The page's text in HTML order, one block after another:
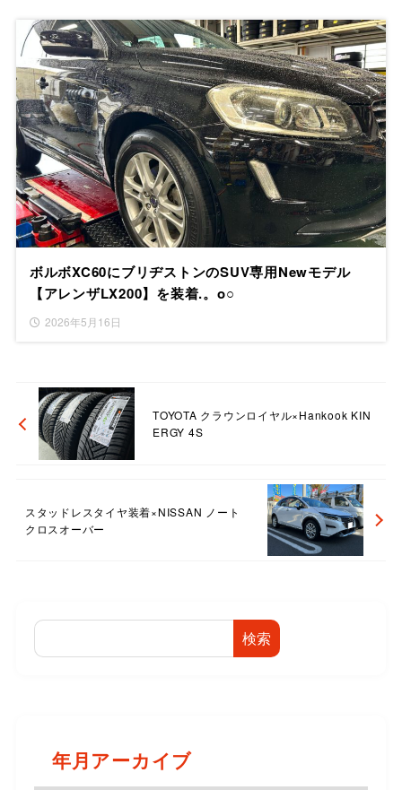
ボルボXC60にブリヂストンのSUV専用Newモデル
【アレンザLX200】を装着.。o○
2026年5月16日
TOYOTA クラウンロイヤル×Hankook KIN
ERGY 4S
スタッドレスタイヤ装着×NISSAN ノート
クロスオーバー
検索
年月アーカイブ